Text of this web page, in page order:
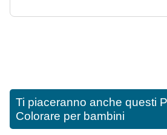
Ti piaceranno anche questi
Colorare per bambini